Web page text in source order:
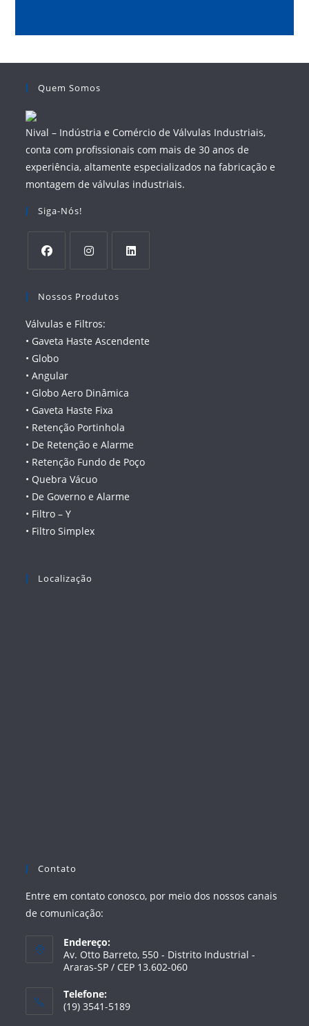
Quem Somos
Nival – Indústria e Comércio de Válvulas Industriais,
conta com profissionais com mais de 30 anos de
experiência, altamente especializados na fabricação e
montagem de válvulas industriais.
Siga-Nós!
Nossos Produtos
Válvulas e Filtros:
• Gaveta Haste Ascendente
• Globo
• Angular
• Globo Aero Dinâmica
• Gaveta Haste Fixa
• Retenção Portinhola
• De Retenção e Alarme
• Retenção Fundo de Poço
• Quebra Vácuo
• De Governo e Alarme
• Filtro – Y
• Filtro Simplex
Localização
Contato
Entre em contato conosco, por meio dos nossos canais
de comunicação:
Endereço:
Av. Otto Barreto, 550 - Distrito Industrial -
Araras-SP / CEP 13.602-060
Telefone:
(19) 3541-5189